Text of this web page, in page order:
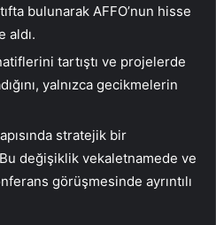
bulunarak AFFO’nun hisse
aldı.
tartıştı ve projelerde
yalnızca gecikmelerin
stratejik bir
değişiklik vekaletnamede ve
görüşmesinde ayrıntılı